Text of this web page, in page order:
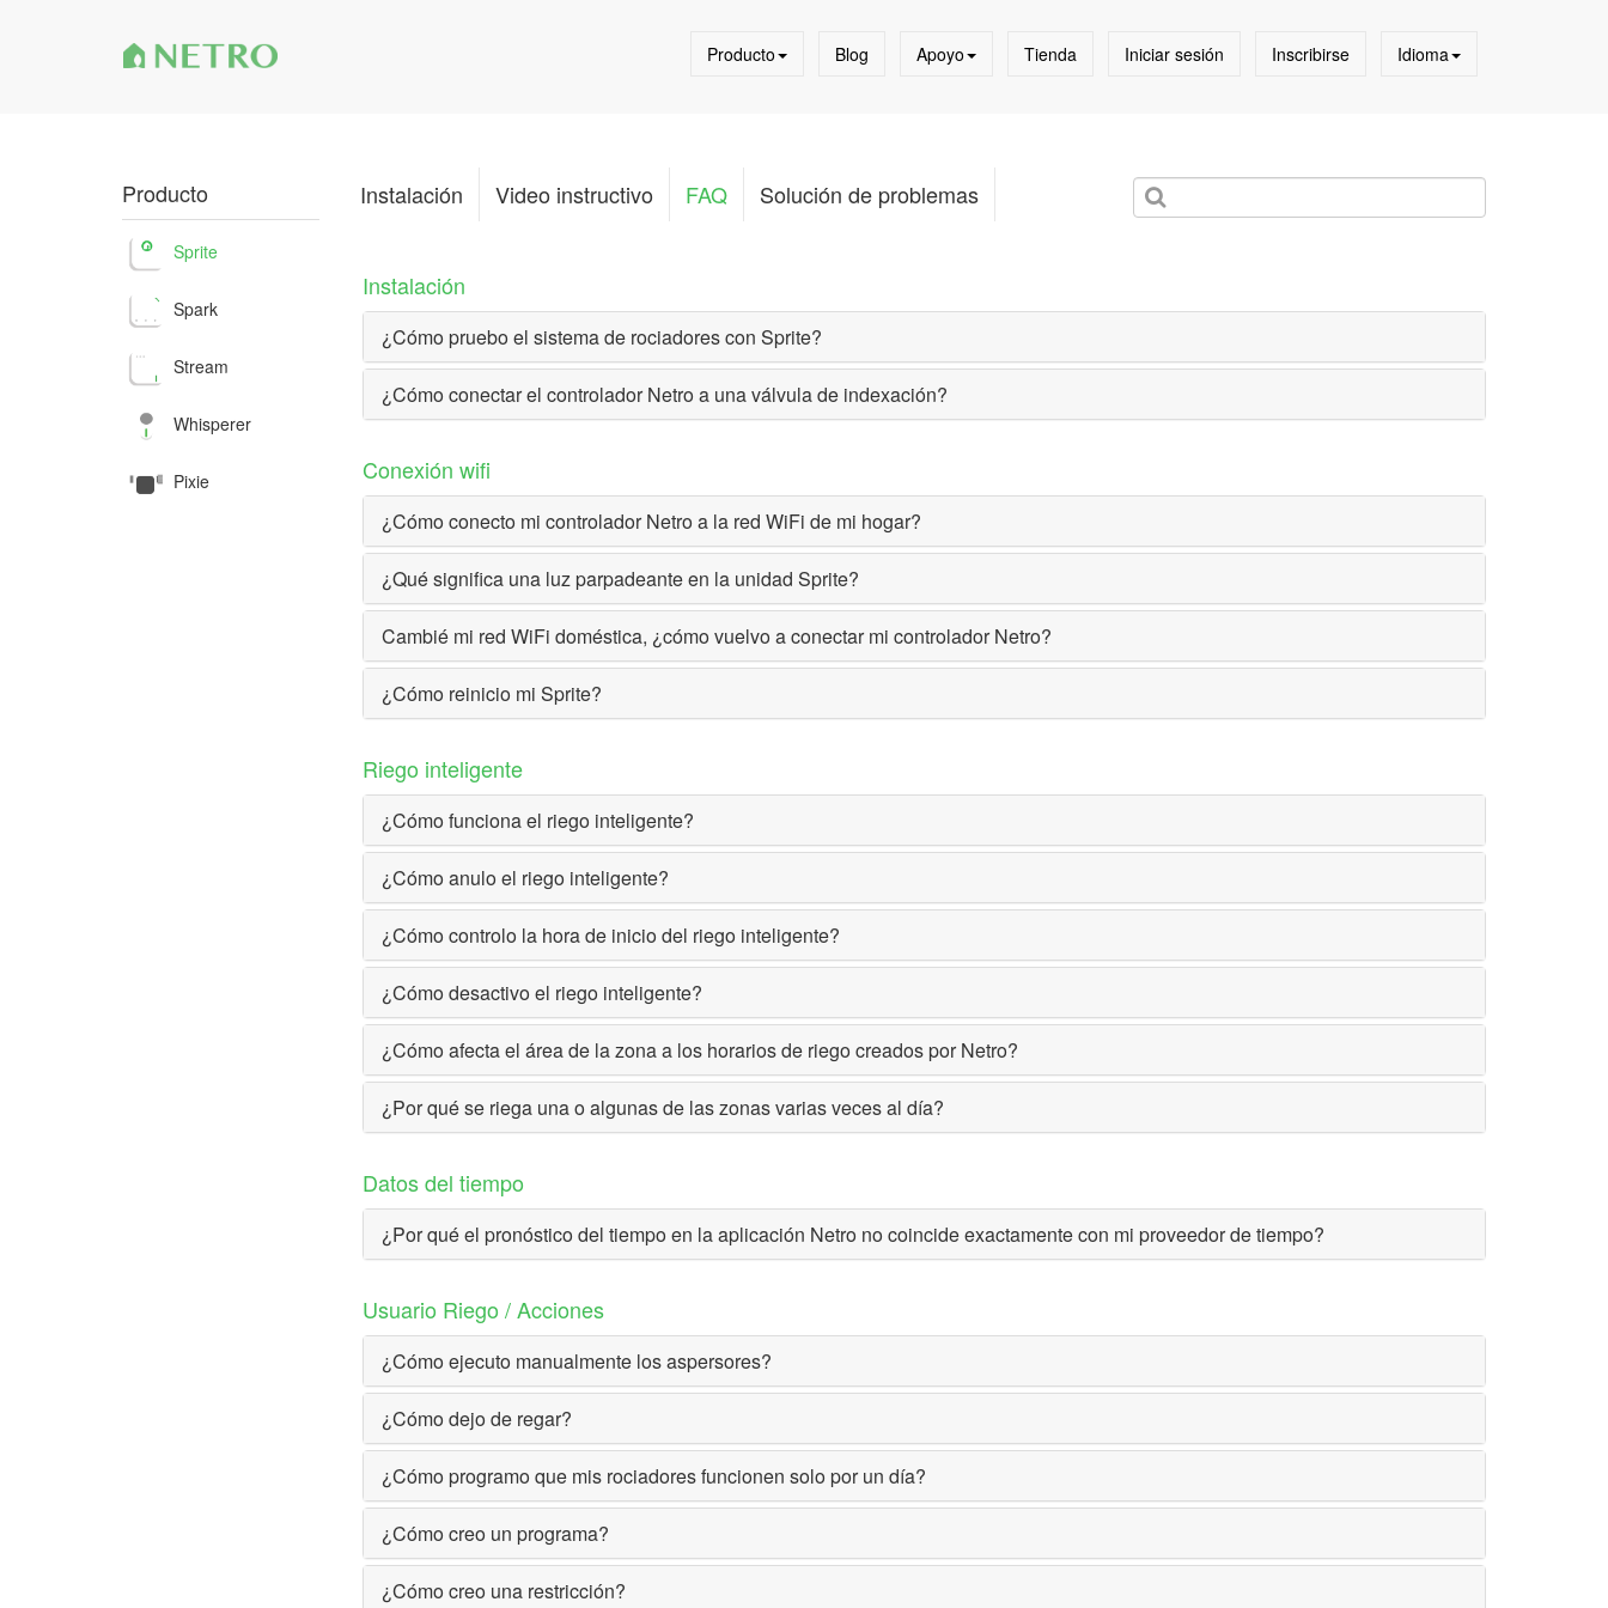
Producto Blog Apoyo Tienda Iniciar sesión Inscribirse Idioma
Producto
Sprite
Spark
Stream
Whisperer
Pixie
Instalación Video instructivo FAQ Solución de problemas
Instalación
¿Cómo pruebo el sistema de rociadores con Sprite?
¿Cómo conectar el controlador Netro a una válvula de indexación?
Conexión wifi
¿Cómo conecto mi controlador Netro a la red WiFi de mi hogar?
¿Qué significa una luz parpadeante en la unidad Sprite?
Cambié mi red WiFi doméstica, ¿cómo vuelvo a conectar mi controlador Netro?
¿Cómo reinicio mi Sprite?
Riego inteligente
¿Cómo funciona el riego inteligente?
¿Cómo anulo el riego inteligente?
¿Cómo controlo la hora de inicio del riego inteligente?
¿Cómo desactivo el riego inteligente?
¿Cómo afecta el área de la zona a los horarios de riego creados por Netro?
¿Por qué se riega una o algunas de las zonas varias veces al día?
Datos del tiempo
¿Por qué el pronóstico del tiempo en la aplicación Netro no coincide exactamente con mi proveedor de tiempo?
Usuario Riego / Acciones
¿Cómo ejecuto manualmente los aspersores?
¿Cómo dejo de regar?
¿Cómo programo que mis rociadores funcionen solo por un día?
¿Cómo creo un programa?
¿Cómo creo una restricción?